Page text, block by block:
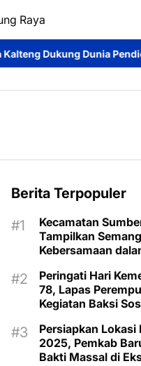
Raya
Pendidikan Lewat Kapal
Berita Terpopuler
Kecamatan
Tampilkan
Kebersamaan
Peringati Hari
78, Lapas
Kegiatan Baksi
Persiapkan Lokasi
2025, Pemkab
Bakti Massal di